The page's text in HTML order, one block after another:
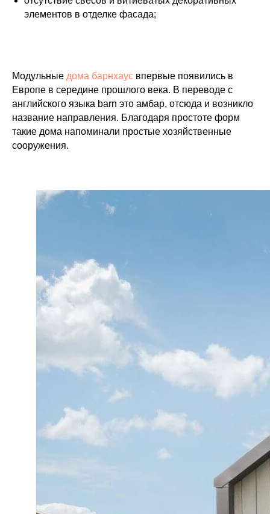
элементов в отделке фасада;
Модульные дома барнхаус впервые появились в
Европе в середине прошлого века. В переводе с
английского языка barn это амбар, отсюда и возникло
название направления. Благодаря простоте форм
такие дома напоминали простые хозяйственные
сооружения.